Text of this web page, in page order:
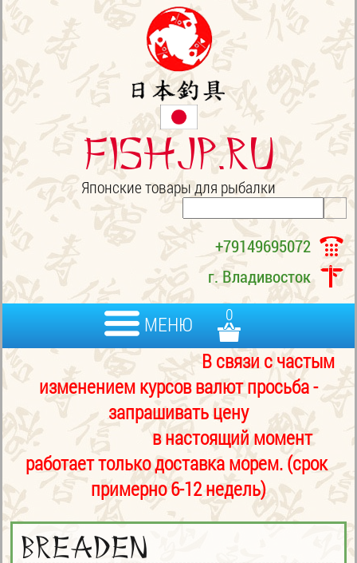
FISHJP.ru
Японские товары для рыбалки
+79149695072
г. Владивосток
МЕНЮ 0
В связи с частым
изменением курсов валют просьба -
запрашивать цену
в настоящий момент
работает только доставка морем. (срок
примерно 6-12 недель)
Breaden